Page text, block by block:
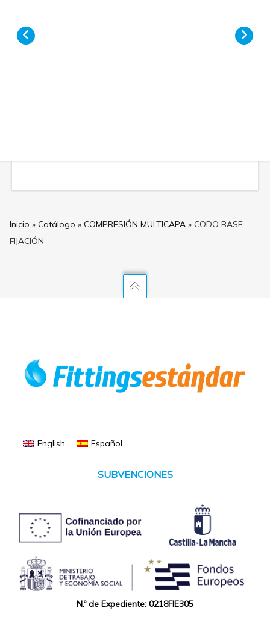
Prev
Inicio » Catálogo » COMPRESIÓN MULTICAPA » CODO BASE
FIJACIÓN
English Español
SUBVENCIONES
N.º de Expediente: 0218FIE305